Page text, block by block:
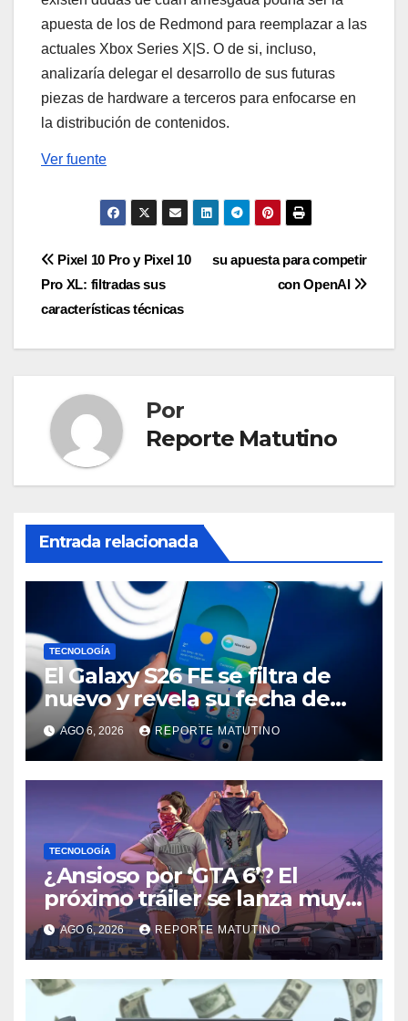
apuesta de los de Redmond para reemplazar a las
actuales Xbox Series X|S. O de si, incluso,
analizaría delegar el desarrollo de sus futuras
piezas de hardware a terceros para enfocarse en
la distribución de contenidos.
Ver fuente
Navegación
de
entradas
su apuesta para competir
con OpenAI
Pixel 10 Pro y Pixel 10
Pro XL: filtradas sus
características técnicas
Por
Reporte Matutino
Entrada relacionada
TECNOLOGÍA
El Galaxy S26 FE se filtra de
nuevo y revela su fecha de
lanzamiento
AGO 6, 2026 REPORTE MATUTINO
TECNOLOGÍA
¿Ansioso por ‘GTA 6’? El
próximo tráiler se lanza muy
pronto… en Netflix
AGO 6, 2026 REPORTE MATUTINO